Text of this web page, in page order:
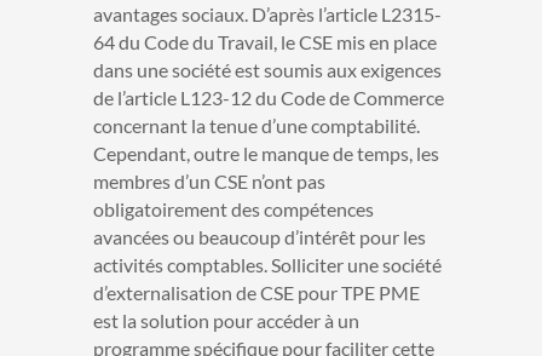
avantages sociaux. D’après l’article L2315-
64 du Code du Travail, le CSE mis en place
dans une société est soumis aux exigences
de l’article L123-12 du Code de Commerce
concernant la tenue d’une comptabilité.
Cependant, outre le manque de temps, les
membres d’un CSE n’ont pas
obligatoirement des compétences
avancées ou beaucoup d’intérêt pour les
activités comptables. Solliciter une société
d’externalisation de CSE pour TPE PME
est la solution pour accéder à un
programme spécifique pour faciliter cette